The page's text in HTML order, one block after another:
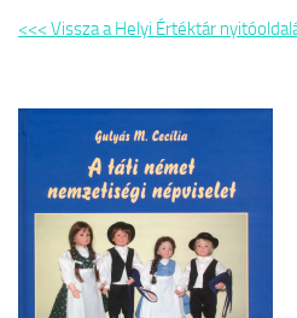
<<< Vissza a Helyi Értéktár